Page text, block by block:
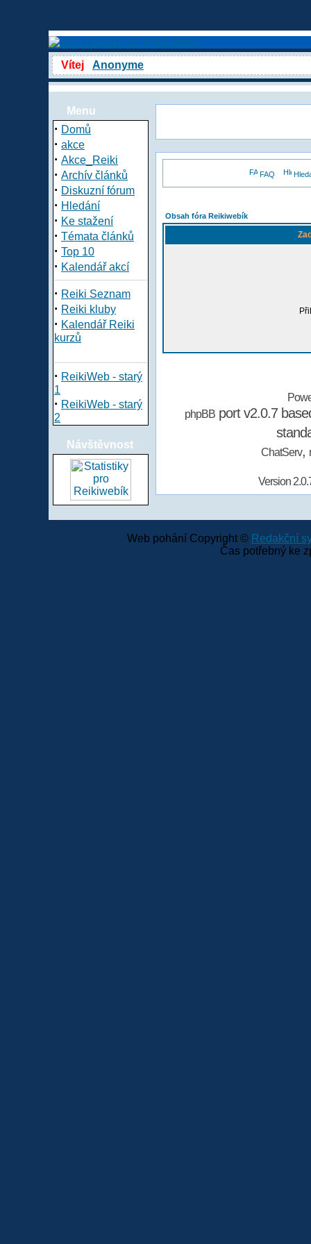
Vítej Anonyme
Menu
· Domů
· akce
· Akce_Reiki
· Archív článků
· Diskuzní fórum
· Hledání
· Ke stažení
· Témata článků
· Top 10
· Kalendář akcí
· Reiki Seznam
· Reiki kluby
· Kalendář Reiki
kurzů
· ReikiWeb - starý
1
· ReikiWeb - starý
2
Návštěvnost
FAQ
Obsah fóra Reikiwebík
phpBBport v2.0.7
ChatServ,
Version
Web pohání Copyright © Redakční
Čas potřebný ke